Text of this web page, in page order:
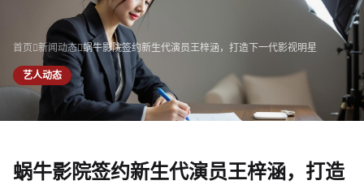
作品展示
签约演员
签约导演
合作伙伴
影迷互动
首页 新闻动态 蜗牛影院签约新生代演员王梓涵，打造下一代影视明星
艺人动态
蜗牛影院签约新生代演员王梓涵，打造